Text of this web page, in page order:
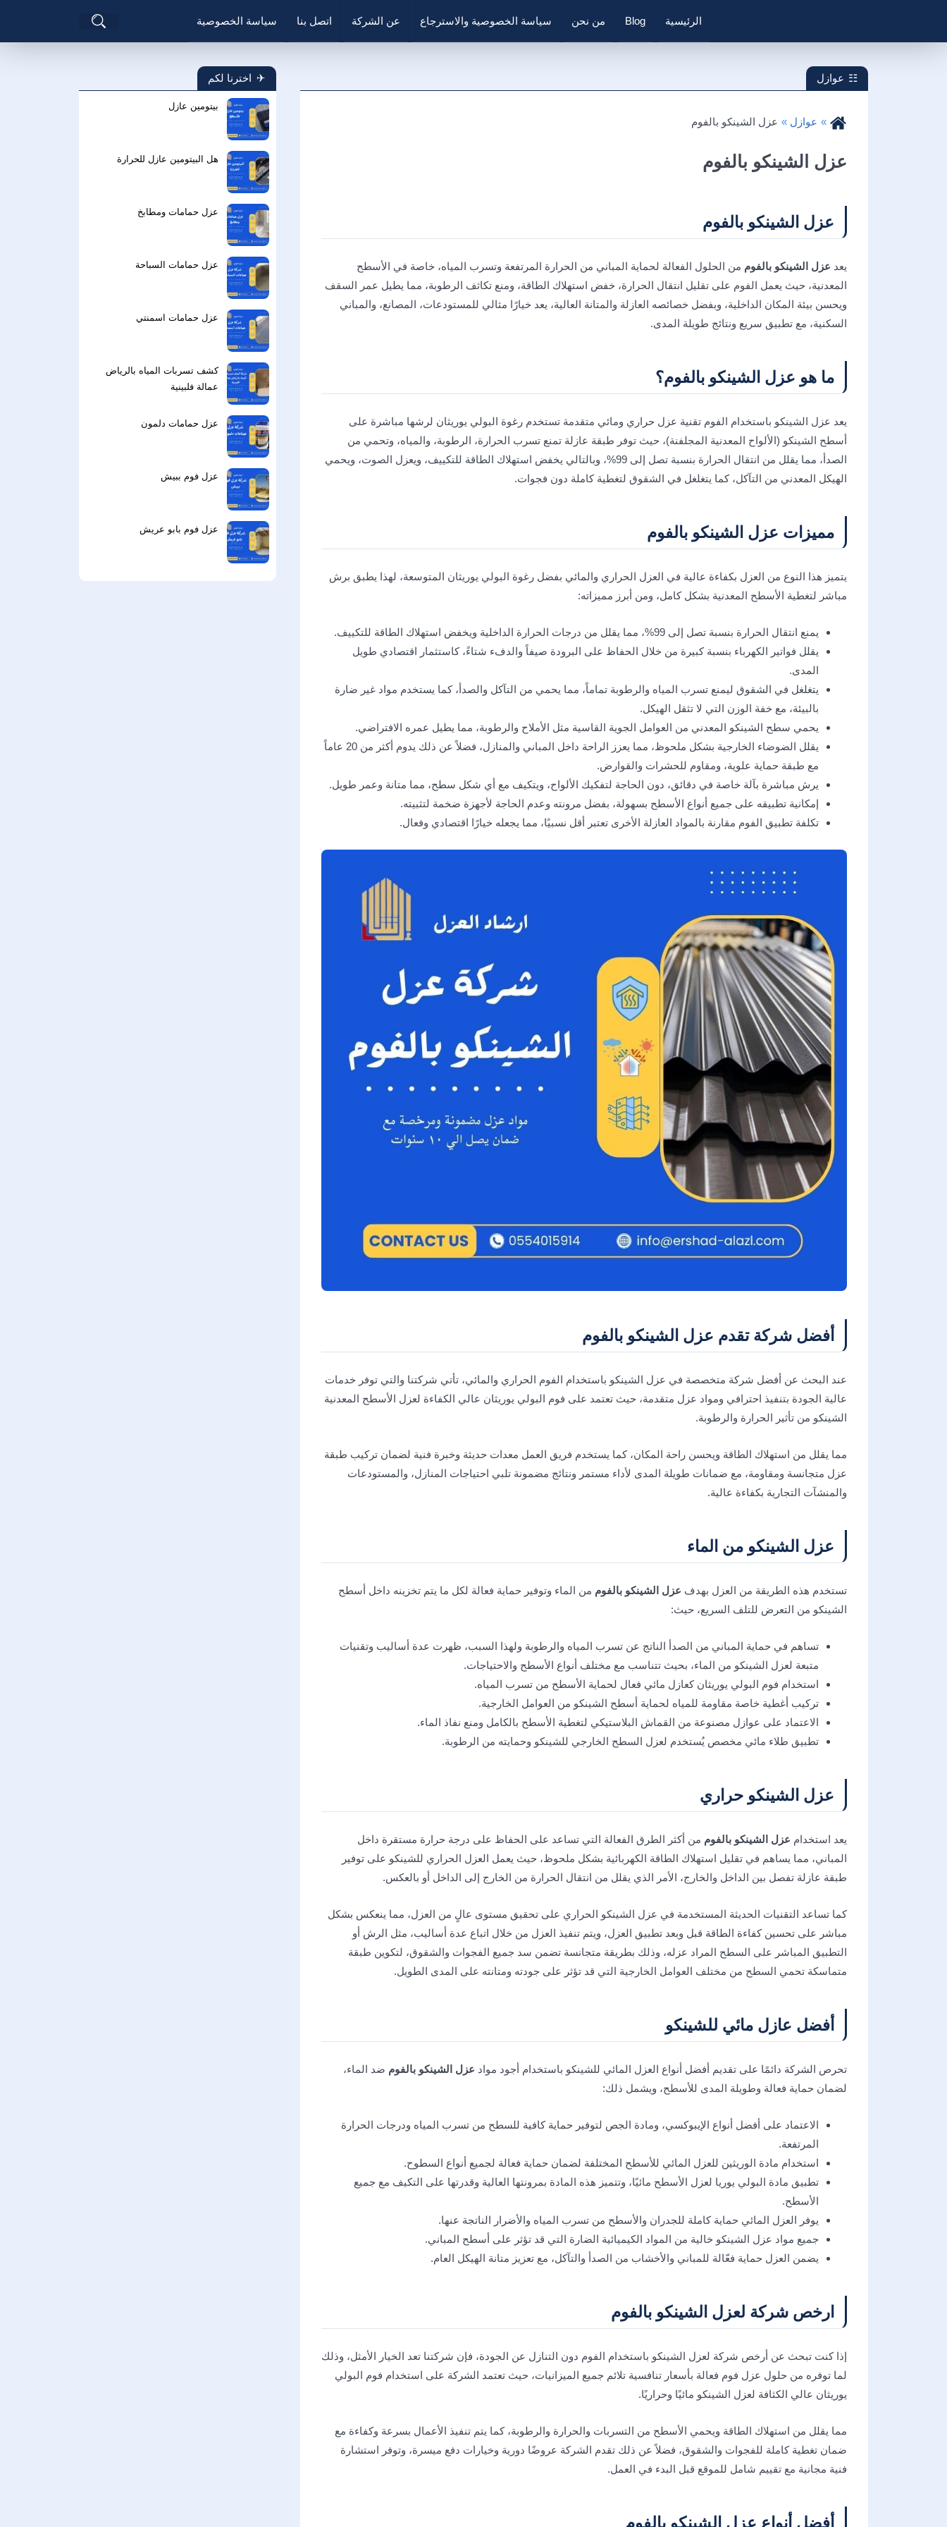
الرئيسية Blog من نحن سياسة الخصوصية والاسترجاع عن الشركة اتصل بنا سياسة الخصوصية
عوازل
عوازل عزل الشينكو بالفوم
عزل الشينكو بالفوم
عزل الشينكو بالفوم
يعد عزل الشينكو بالفوم من الحلول الفعالة لحماية المباني من الحرارة المرتفعة وتسرب المياه، خاصة في الأسطح
المعدنية، حيث يعمل الفوم على تقليل انتقال الحرارة، خفض استهلاك الطاقة، ومنع تكاثف الرطوبة، مما يطيل عمر السقف
ويحسن بيئة المكان الداخلية، وبفضل خصائصه العازلة والمتانة العالية، يعد خيارًا مثالي للمستودعات، المصانع، والمباني
السكنية، مع تطبيق سريع ونتائج طويلة المدى.
ما هو عزل الشينكو بالفوم؟
يعد عزل الشينكو باستخدام الفوم تقنية عزل حراري ومائي متقدمة تستخدم رغوة البولي يوريثان لرشها مباشرة على
أسطح الشينكو (الألواح المعدنية المجلفنة)، حيث توفر طبقة عازلة تمنع تسرب الحرارة، الرطوبة، والمياه، وتحمي من
الصدأ، مما يقلل من انتقال الحرارة بنسبة تصل إلى 99%، وبالتالي يخفض استهلاك الطاقة للتكييف، ويعزل الصوت، ويحمي
الهيكل المعدني من التآكل، كما يتغلغل في الشقوق لتغطية كاملة دون فجوات.
مميزات عزل الشينكو بالفوم
يتميز هذا النوع من العزل بكفاءة عالية في العزل الحراري والمائي بفضل رغوة البولي يوريثان المتوسعة، لهذا يطبق برش
مباشر لتغطية الأسطح المعدنية بشكل كامل، ومن أبرز مميزاته:
يمنع انتقال الحرارة بنسبة تصل إلى 99%، مما يقلل من درجات الحرارة الداخلية ويخفض استهلاك الطاقة للتكييف.
يقلل فواتير الكهرباء بنسبة كبيرة من خلال الحفاظ على البرودة صيفاً والدفء شتاءً، كاستثمار اقتصادي طويل
المدى.
يتغلغل في الشقوق ليمنع تسرب المياه والرطوبة تماماً، مما يحمي من التآكل والصدأ، كما يستخدم مواد غير ضارة
بالبيئة، مع خفة الوزن التي لا تثقل الهيكل.
يحمي سطح الشينكو المعدني من العوامل الجوية القاسية مثل الأملاح والرطوبة، مما يطيل عمره الافتراضي.
يقلل الضوضاء الخارجية بشكل ملحوظ، مما يعزز الراحة داخل المباني والمنازل، فضلاً عن ذلك يدوم أكثر من 20 عاماً
مع طبقة حماية علوية، ومقاوم للحشرات والقوارض.
يرش مباشرة بآلة خاصة في دقائق، دون الحاجة لتفكيك الألواح، ويتكيف مع أي شكل سطح، مما متانة وعمر طويل.
إمكانية تطبيقه على جميع أنواع الأسطح بسهولة، بفضل مرونته وعدم الحاجة لأجهزة ضخمة لتثبيته.
تكلفة تطبيق الفوم مقارنة بالمواد العازلة الأخرى تعتبر أقل نسبيًا، مما يجعله خيارًا اقتصادي وفعال.
أفضل شركة تقدم عزل الشينكو بالفوم
عند البحث عن أفضل شركة متخصصة في عزل الشينكو باستخدام الفوم الحراري والمائي، تأتي شركتنا والتي توفر خدمات
عالية الجودة بتنفيذ احترافي ومواد عزل متقدمة، حيث تعتمد على فوم البولي يوريثان عالي الكفاءة لعزل الأسطح المعدنية
الشينكو من تأثير الحرارة والرطوبة.
مما يقلل من استهلاك الطاقة ويحسن راحة المكان، كما يستخدم فريق العمل معدات حديثة وخبرة فنية لضمان تركيب طبقة
عزل متجانسة ومقاومة، مع ضمانات طويلة المدى لأداء مستمر ونتائج مضمونة تلبي احتياجات المنازل، والمستودعات
والمنشآت التجارية بكفاءة عالية.
عزل الشينكو من الماء
تستخدم هذه الطريقة من العزل بهدف عزل الشينكو بالفوم من الماء وتوفير حماية فعالة لكل ما يتم تخزينه داخل أسطح
الشينكو من التعرض للتلف السريع، حيث:
تساهم في حماية المباني من الصدأ الناتج عن تسرب المياه والرطوبة ولهذا السبب، ظهرت عدة أساليب وتقنيات
متبعة لعزل الشينكو من الماء، بحيث تتناسب مع مختلف أنواع الأسطح والاحتياجات.
استخدام فوم البولي يوريثان كعازل مائي فعال لحماية الأسطح من تسرب المياه.
تركيب أغطية خاصة مقاومة للمياه لحماية أسطح الشينكو من العوامل الخارجية.
الاعتماد على عوازل مصنوعة من القماش البلاستيكي لتغطية الأسطح بالكامل ومنع نفاذ الماء.
تطبيق طلاء مائي مخصص يُستخدم لعزل السطح الخارجي للشينكو وحمايته من الرطوبة.
عزل الشينكو حراري
يعد استخدام عزل الشينكو بالفوم من أكثر الطرق الفعالة التي تساعد على الحفاظ على درجة حرارة مستقرة داخل
المباني، مما يساهم في تقليل استهلاك الطاقة الكهربائية بشكل ملحوظ، حيث يعمل العزل الحراري للشينكو على توفير
طبقة عازلة تفصل بين الداخل والخارج، الأمر الذي يقلل من انتقال الحرارة من الخارج إلى الداخل أو بالعكس.
كما تساعد التقنيات الحديثة المستخدمة في عزل الشينكو الحراري على تحقيق مستوى عالٍ من العزل، مما ينعكس بشكل
مباشر على تحسين كفاءة الطاقة قبل وبعد تطبيق العزل، ويتم تنفيذ العزل من خلال اتباع عدة أساليب، مثل الرش أو
التطبيق المباشر على السطح المراد عزله، وذلك بطريقة متجانسة تضمن سد جميع الفجوات والشقوق، لتكوين طبقة
متماسكة تحمي السطح من مختلف العوامل الخارجية التي قد تؤثر على جودته ومتانته على المدى الطويل.
أفضل عازل مائي للشينكو
تحرص الشركة دائمًا على تقديم أفضل أنواع العزل المائي للشينكو باستخدام أجود مواد عزل الشينكو بالفوم ضد الماء،
لضمان حماية فعالة وطويلة المدى للأسطح، ويشمل ذلك:
الاعتماد على أفضل أنواع الإيبوكسي، ومادة الجص لتوفير حماية كافية للسطح من تسرب المياه ودرجات الحرارة
المرتفعة.
استخدام مادة الوريثين للعزل المائي للأسطح المختلفة لضمان حماية فعالة لجميع أنواع السطوح.
تطبيق مادة البولي يوريا لعزل الأسطح مائيًا، وتتميز هذه المادة بمرونتها العالية وقدرتها على التكيف مع جميع
الأسطح.
يوفر العزل المائي حماية كاملة للجدران والأسطح من تسرب المياه والأضرار الناتجة عنها.
جميع مواد عزل الشينكو خالية من المواد الكيميائية الضارة التي قد تؤثر على أسطح المباني.
يضمن العزل حماية فعّالة للمباني والأخشاب من الصدأ والتآكل، مع تعزيز متانة الهيكل العام.
ارخص شركة لعزل الشينكو بالفوم
إذا كنت تبحث عن أرخص شركة لعزل الشينكو باستخدام الفوم دون التنازل عن الجودة، فإن شركتنا تعد الخيار الأمثل، وذلك
لما توفره من حلول عزل فوم فعالة بأسعار تنافسية تلائم جميع الميزانيات، حيث تعتمد الشركة على استخدام فوم البولي
يوريثان عالي الكثافة لعزل الشينكو مائيًا وحراريًا.
مما يقلل من استهلاك الطاقة ويحمي الأسطح من التسربات والحرارة والرطوبة، كما يتم تنفيذ الأعمال بسرعة وكفاءة مع
ضمان تغطية كاملة للفجوات والشقوق، فضلاً عن ذلك تقدم الشركة عروضًا دورية وخيارات دفع ميسرة، وتوفر استشارة
فنية مجانية مع تقييم شامل للموقع قبل البدء في العمل.
أفضل أنواع عزل الشينكو بالفوم
اخترنا لكم
بيتومين عازل
هل البيتومين عازل للحرارة
عزل حمامات ومطابخ
عزل حمامات السباحة
عزل حمامات اسمنتي
كشف تسربات المياه بالرياض
عمالة فلبينية
عزل حمامات دلمون
عزل فوم ببيش
عزل فوم بابو عريش